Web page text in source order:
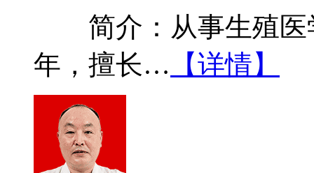
简介：从事生殖医
年，擅长… 【详情】